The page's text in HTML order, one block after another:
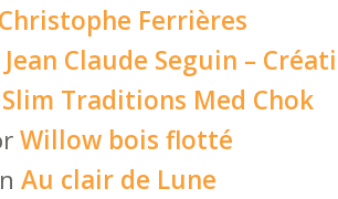
Christophe Ferrières
Jean Claude Seguin –
Slim Traditions Med Chok
Willow bois flotté
Au clair de Lune